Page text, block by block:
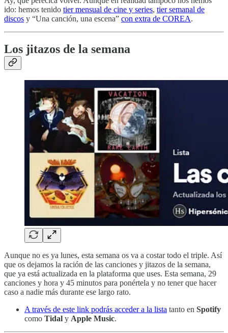
ido: hemos tenido tier mensual de cine y series, tier semanal de
discos y “Una canción, una escena” con extra de COREA.
Los jitazos de la semana
Aunque no es ya lunes, esta semana os va a costar todo el triple. Así
que os dejamos la ración de las canciones y jitazos de la semana,
que ya está actualizada en la plataforma que uses. Esta semana, 29
canciones y hora y 45 minutos para ponértela y no tener que hacer
caso a nadie más durante ese largo rato.
A través de este link podrás acceder a la lista tanto en Spotify
como Tidal y Apple Music.